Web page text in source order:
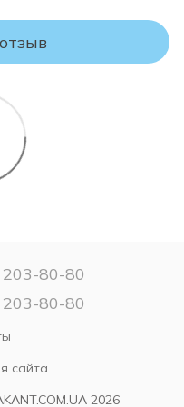
и хранении
заказу.
– не
снятия заводской
какой был в
ОБМЕНУ НЕ ПОДЛЕЖИТ!
80-80
80-80
сайта
2026